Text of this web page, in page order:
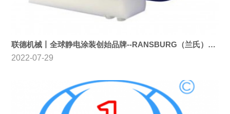
联德机械丨全球静电涂装创始品牌--RANSBURG（兰氏）总代理
2022-07-29